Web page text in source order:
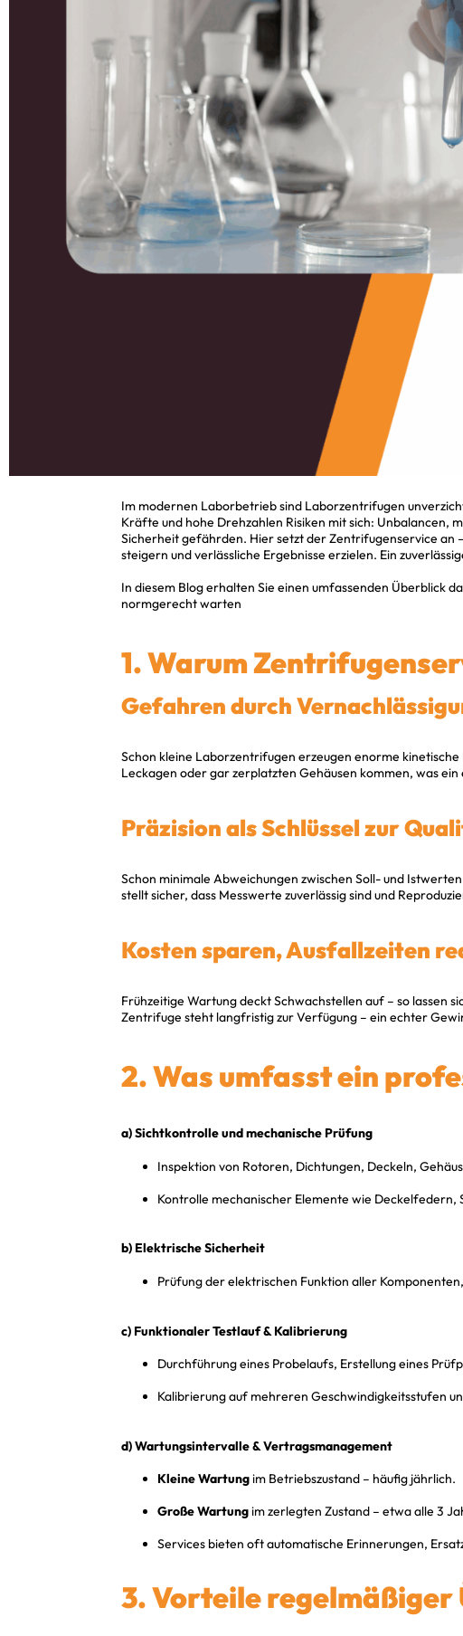
Im modernen Laborbetrieb sind Laborzentrifugen
Kräfte und hohe Drehzahlen Risiken mit sich: Unbalancen,
Sicherheit gefährden. Hier setzt der Zentrifugenservice an
steigern und verlässliche Ergebnisse erzielen. Ein
In diesem Blog erhalten Sie einen umfassenden Überblick
normgerecht warten
1. Warum
Gefahren durch
Schon kleine Laborzentrifugen erzeugen enorme
Leckagen oder gar zerplatzten Gehäusen kommen, was
Präzision als Schlüssel zur
Schon minimale Abweichungen zwischen Soll- und
stellt sicher, dass Messwerte zuverlässig sind und
Kosten sparen, Ausfallzeiten
Frühzeitige Wartung deckt Schwachstellen auf – so lassen
Zentrifuge steht langfristig zur Verfügung – ein echter
2. Was umfasst ein
a) Sichtkontrolle und mechanische Prüfung
Inspektion von Rotoren, Dichtungen, Deckeln,
Kontrolle mechanischer Elemente wie
b) Elektrische Sicherheit
Prüfung der elektrischen Funktion aller
c) Funktionaler Testlauf & Kalibrierung
Durchführung eines Probelaufs, Erstellung eines
Kalibrierung auf mehreren Geschwindigkeitsstufen
d) Wartungsintervalle & Vertragsmanagement
Kleine Wartungim Betriebszustand – häufig jährlich.
Große Wartungim zerlegten Zustand – etwa alle 3
Services bieten oft automatische Erinnerungen,
3. Vorteile